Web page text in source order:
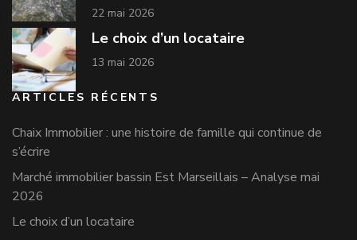
22 mai 2026
Le choix d’un locataire
13 mai 2026
ARTICLES RÉCENTS
Chaix Immobilier : une histoire de famille qui continue de
s’écrire
Marché immobilier bassin Est Marseillais – Analyse mai
2026
Le choix d’un locataire